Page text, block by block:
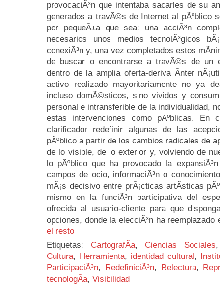
provocaciÃ³n que intentaba sacarles de su
generados a travÃ©s de Internet al pÃºblico
por pequeÃ±a que sea: una acciÃ³n
necesarios unos medios tecnolÃ³gicos
conexiÃ³n y, una vez completados estos
de buscar o encontrarse a travÃ©s de un
dentro de la amplia oferta-deriva Ã­nter
activo realizado mayoritariamente no ya
incluso domÃ©sticos, sino vividos y
personal e intransferible de la individualidad,
estas intervenciones como pÃºblicas. En
clarificador redefinir algunas de las
pÃºblico a partir de los cambios radicales de
de lo visible, de lo exterior y, volviendo de
lo pÃºblico que ha provocado la
campos de ocio, informaciÃ³n o
mÃ¡s decisivo entre prÃ¡cticas artÃ­sticas
mismo en la funciÃ³n participativa del
ofrecida al usuario-cliente para que
opciones, donde la elecciÃ³n ha
el resto
Etiquetas: CartografÃ­a, Ciencias Sociales
Cultura, Herramienta, identidad cultural,
ParticipaciÃ³n, RedefiniciÃ³n, Relectura,
tecnologÃ­a, Visibilidad